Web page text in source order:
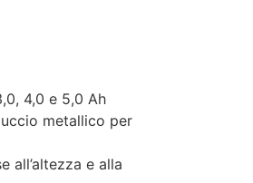
4,0 e 5,0 Ah
metallico per
all’altezza e alla